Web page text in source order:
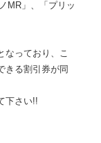
MR」、「プリッ
なっており、こ
きる割引券が同
下さい!!